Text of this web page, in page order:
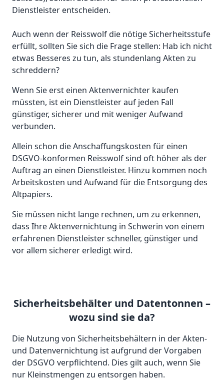
Dienstleister entscheiden.
Auch wenn der Reisswolf die nötige Sicherheitsstufe
erfüllt, sollten Sie sich die Frage stellen: Hab ich nicht
etwas Besseres zu tun, als stundenlang Akten zu
schreddern?
Wenn Sie erst einen Aktenvernichter kaufen
müssten, ist ein Dienstleister auf jeden Fall
günstiger, sicherer und mit weniger Aufwand
verbunden.
Allein schon die Anschaffungskosten für einen
DSGVO-konformen Reisswolf sind oft höher als der
Auftrag an einen Dienstleister. Hinzu kommen noch
Arbeitskosten und Aufwand für die Entsorgung des
Altpapiers.
Sie müssen nicht lange rechnen, um zu erkennen,
dass Ihre Aktenvernichtung in Schwerin von einem
erfahrenen Dienstleister schneller, günstiger und
vor allem sicherer erledigt wird.
Sicherheitsbehälter und Datentonnen –
wozu sind sie da?
Die Nutzung von Sicherheitsbehältern in der Akten-
und Datenvernichtung ist aufgrund der Vorgaben
der DSGVO verpflichtend. Dies gilt auch, wenn Sie
nur Kleinstmengen zu entsorgen haben.